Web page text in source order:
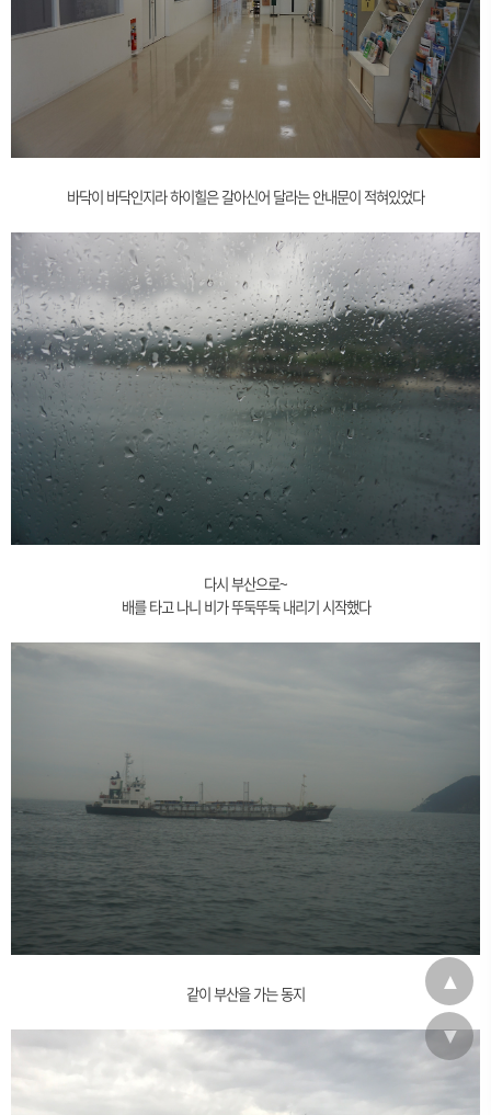
바닥이 바닥인지라 하이힐은 갈아신어 달라는 안내문이 적혀있었다
다시 부산으로~
배를 타고 나니 비가 뚜둑뚜둑 내리기 시작했다
같이 부산을 가는 동지
▲
▼